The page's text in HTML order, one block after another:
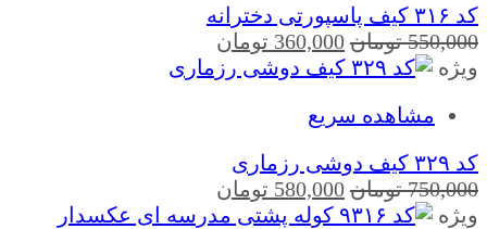
کد ۳۱۶ کیف پاسپورتی دخترانه
550,000 تومان قیمت
اصلی
بود.
360,000 تومان
فعلی
ویژه
مشاهده سریع
کد ۳۲۹ کیف دوشی رزماری
750,000 تومان قیمت
اصلی
580,000 تومان
فعلی
ویژه